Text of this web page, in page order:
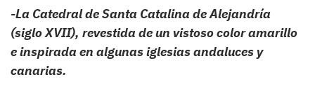
-La Catedral de Santa Catalina de Alejandría
(siglo XVII), revestida de un vistoso color amarillo
e inspirada en algunas iglesias andaluces y
canarias.